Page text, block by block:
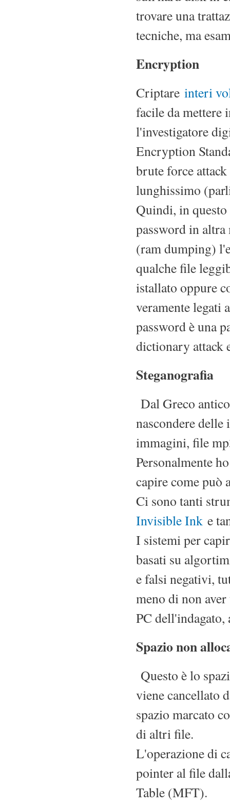
trovare una
tecniche, ma
Encryption
Criptare interi
facile da mettere
l'investigatore
Encryption
brute force
lunghissimo
Quindi, in questo
password in altra
(ram dumping)
qualche file
istallato oppure
veramente legati
password è una
dictionary attack
Steganografia
Dal Greco
nascondere
immagini, file
Personalmente
capire come può
Ci sono tanti
Invisible Ink e
I sistemi per
basati su
e falsi negativi,
meno di non
PC dell'indagato,
Spazio non
Questo è lo
viene cancellato
spazio marcato
di altri file.
L'operazione di
pointer al file
Table (MFT).